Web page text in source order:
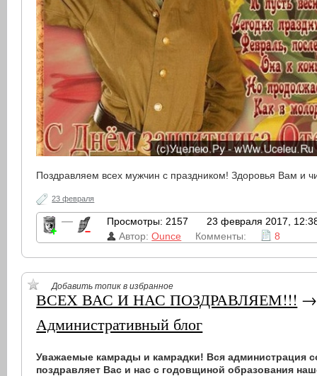
Поздравляем всех мужчин с праздником! Здоровья Вам и
23 февраля
— Просмотры: 2157
23 февраля 2017,
Автор:Ounce Комменты: 8
Добавить топик в избранное
ВСЕХ ВАС И НАС ПОЗДРАВЛЯЕМ!!! →
Административный блог
Уважаемые камрады и камрадки! Вся администрация
поздравляет Вас и нас с годовщиной образования